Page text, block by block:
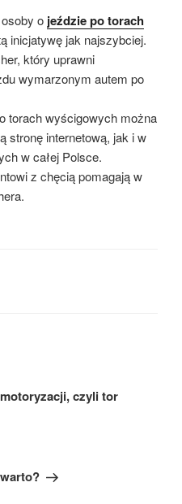
o jeździe po torach
inicjatywę jak najszybciej.
który uprawni
wymarzonym autem po
torach wyścigowych można
stronę internetową, jak i w
w całej Polsce.
z chęcią pomagają w
czyli tor